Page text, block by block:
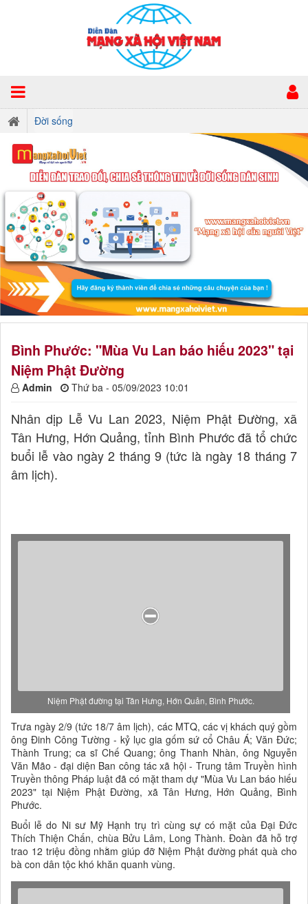
Đời sống
Bình Phước: "Mùa Vu Lan báo hiếu 2023" tại
Niệm Phật Đường
Admin Thứ ba - 05/09/2023 10:01
Nhân dịp Lễ Vu Lan 2023, Niệm Phật Đường, xã
Tân Hưng, Hớn Quảng, tỉnh Bình Phước đã tổ chức
buổi lễ vào ngày 2 tháng 9 (tức là ngày 18 tháng 7
âm lịch).
Niệm Phật đường tại Tân Hưng, Hớn Quản, Bình Phước.
Trưa ngày 2/9 (tức 18/7 âm lịch), các MTQ, các vị khách quý gồm
ông Đinh Công Tường - kỷ lục gia gốm sứ cổ Châu Á; Văn Đức;
Thành Trung; ca sĩ Chế Quang; ông Thanh Nhàn, ông Nguyễn
Văn Mão - đại diện Ban công tác xã hội - Trung tâm Truyền hình
Truyền thông Pháp luật đã có mặt tham dự "Mùa Vu Lan báo hiếu
2023" tại Niệm Phật Đường, xã Tân Hưng, Hớn Quảng, Bình
Phước.
Buổi lễ do Ni sư Mỹ Hạnh trụ trì cùng sự có mặt của Đại Đức
Thích Thiện Chấn, chùa Bửu Lâm, Long Thành. Đoàn đã hỗ trợ
trao 12 triệu đồng nhằm giúp đỡ Niệm Phật đường phát quà cho
bà con dân tộc khó khăn quanh vùng.